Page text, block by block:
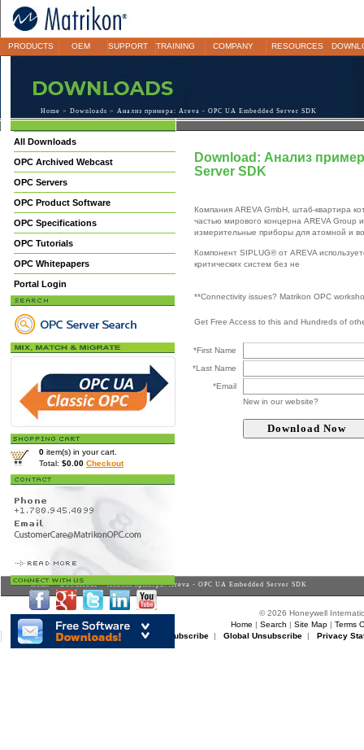
PRODUCTS OEM SUPPORT TRAINING COMPANY RESOURCES
Home > Downloads > Анализ примера: Areva - OPC UA Embedded Server SDK
All Downloads
OPC Archived Webcast
OPC Servers
OPC Product Software
OPC Specifications
OPC Tutorials
OPC Whitepapers
Portal Login
0 item(s) in your cart.
Total: $0.00 Checkout
Download: Анализ
Server SDK
Компания AREVA GmbH, штаб-квартира
частью мирового концерна AREVA Group
измерительные приборы для атомной и
Компонент SIPLUG® от AREVA
критических систем без не
**Connectivity issues? Matrikon OPC
Get Free Access to this and Hundreds of
*First Name
*Last Name
*Email
New in our website?
Home>Downloads> Анализ примера: Areva - OPC UA Embedded Server SDK
© 2026 Honeywell
Home | Search | Site Map| Terms
Matrikon Subscribe| Matrikon Unsubscribe| Global Unsubscribe| Privacy